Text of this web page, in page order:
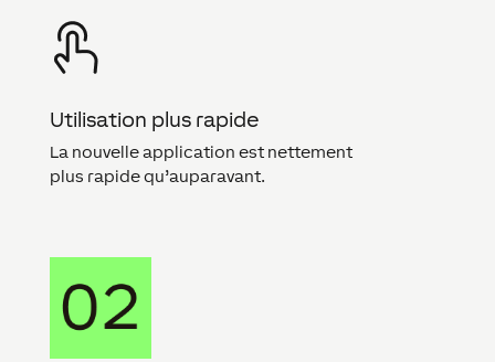
Utilisation plus rapide
La nouvelle application est nettement
plus rapide qu’auparavant.